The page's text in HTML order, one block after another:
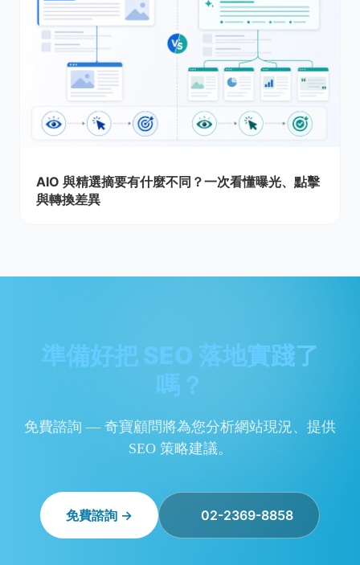
AIO 與精選摘要有什麼不同？一次看懂曝光、點擊
與轉換差異
準備好把 SEO 落地實踐了
嗎？
免費諮詢 — 奇寶顧問將為您分析網站現況、提供
SEO 策略建議。
免費諮詢 → 02-2369-8858